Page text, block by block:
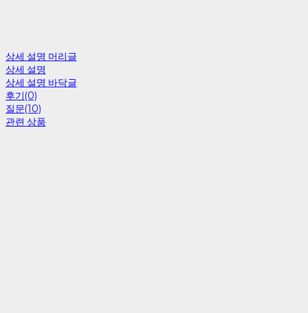
상세 설명 머리글
상세 설명
상세 설명 바닥글
후기(0)
질문(10)
관련 상품